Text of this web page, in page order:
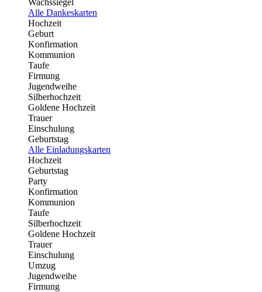
Wachssiegel
Alle Dankeskarten
Hochzeit
Geburt
Konfirmation
Kommunion
Taufe
Firmung
Jugendweihe
Silberhochzeit
Goldene Hochzeit
Trauer
Einschulung
Geburtstag
Alle Einladungskarten
Hochzeit
Geburtstag
Party
Konfirmation
Kommunion
Taufe
Silberhochzeit
Goldene Hochzeit
Trauer
Einschulung
Umzug
Jugendweihe
Firmung